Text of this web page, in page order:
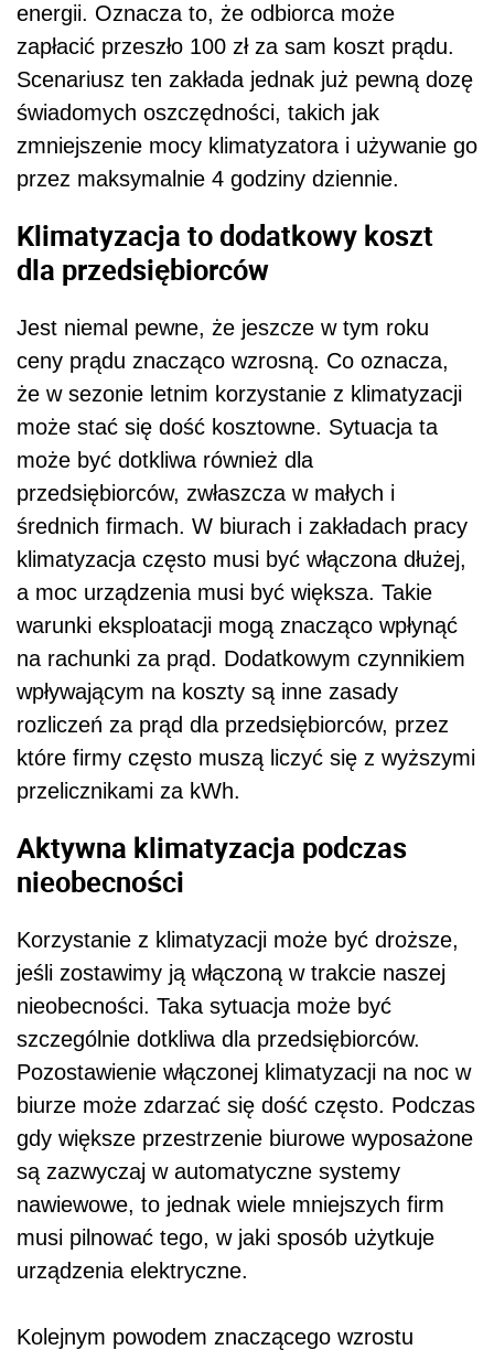
energii. Oznacza to, że odbiorca może
zapłacić przeszło 100 zł za sam koszt prądu.
Scenariusz ten zakłada jednak już pewną dozę
świadomych oszczędności, takich jak
zmniejszenie mocy klimatyzatora i używanie go
przez maksymalnie 4 godziny dziennie.
Klimatyzacja to dodatkowy koszt
dla przedsiębiorców
Jest niemal pewne, że jeszcze w tym roku
ceny prądu znacząco wzrosną. Co oznacza,
że w sezonie letnim korzystanie z klimatyzacji
może stać się dość kosztowne. Sytuacja ta
może być dotkliwa również dla
przedsiębiorców, zwłaszcza w małych i
średnich firmach. W biurach i zakładach pracy
klimatyzacja często musi być włączona dłużej,
a moc urządzenia musi być większa. Takie
warunki eksploatacji mogą znacząco wpłynąć
na rachunki za prąd. Dodatkowym czynnikiem
wpływającym na koszty są inne zasady
rozliczeń za prąd dla przedsiębiorców, przez
które firmy często muszą liczyć się z wyższymi
przelicznikami za kWh.
Aktywna klimatyzacja podczas
nieobecności
Korzystanie z klimatyzacji może być droższe,
jeśli zostawimy ją włączoną w trakcie naszej
nieobecności. Taka sytuacja może być
szczególnie dotkliwa dla przedsiębiorców.
Pozostawienie włączonej klimatyzacji na noc w
biurze może zdarzać się dość często. Podczas
gdy większe przestrzenie biurowe wyposażone
są zazwyczaj w automatyczne systemy
nawiewowe, to jednak wiele mniejszych firm
musi pilnować tego, w jaki sposób użytkuje
urządzenia elektryczne.
Kolejnym powodem znaczącego wzrostu